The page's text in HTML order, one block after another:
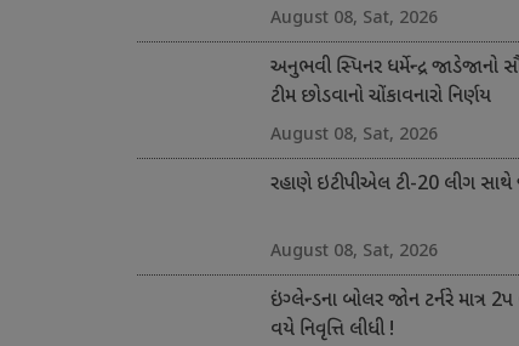
August 08, Sat, 2026
અનુભવી સ્પિનર ધર્મેન્દ્ર જાડેજાનો
ટીમ છોડવાનો ચોંકાવનારો નિર્ણય
August 08, Sat, 2026
રહાણે ઇટીપીએલ ટી-20 લીગ સાથે
August 08, Sat, 2026
ઇંગ્લેન્ડના બોલર જોન ટર્નરે માત્ર 2પ
વયે નિવૃત્તિ લીધી !